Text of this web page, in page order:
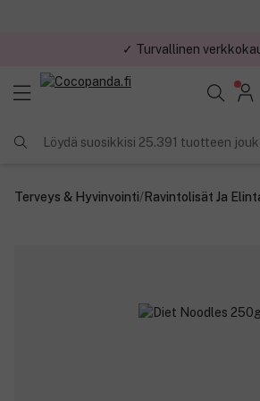
✓ Turvallinen
Löydä suosikkisi 25.391 tuotteen
Terveys & Hyvinvointi/Ravintolisät Ja